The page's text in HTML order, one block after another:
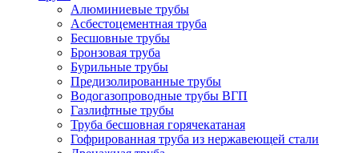
Алюминиевые трубы
Асбестоцементная труба
Бесшовные трубы
Бронзовая труба
Бурильные трубы
Предизолированные трубы
Водогазопроводные трубы ВГП
Газлифтные трубы
Труба бесшовная горячекатаная
Гофрированная труба из нержавеющей стали